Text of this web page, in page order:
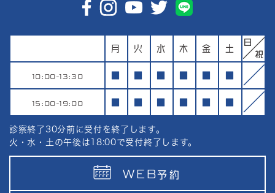
月 火 水 木 金 土
10:00-13:30
15:00-19:00
診察終了30分前に受付を終了します。
火・水・土の午後は18:00で受付終了します。
WEB予約